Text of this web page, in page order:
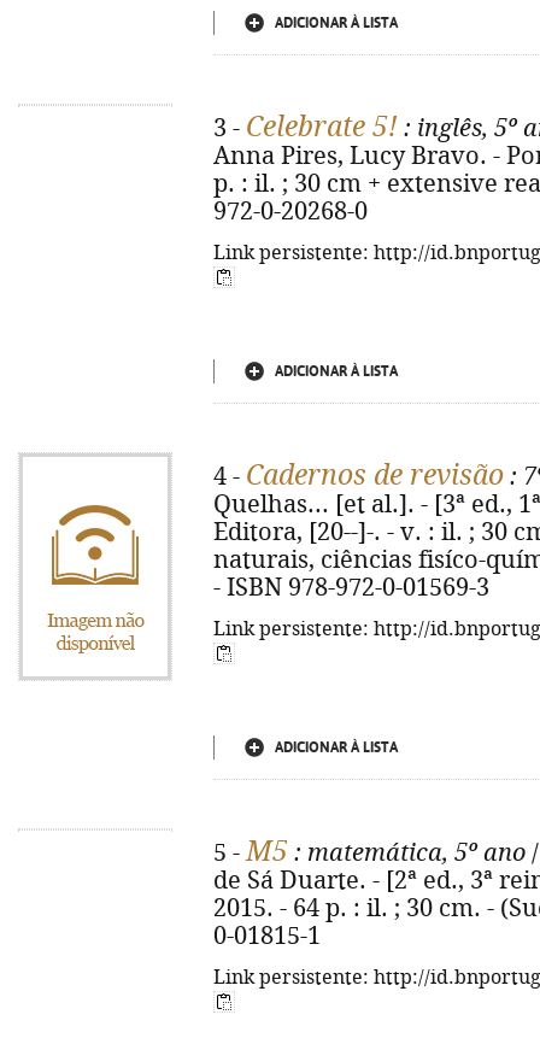
ADICIONAR À LISTA
3 - Celebrate 5! : inglês, 5º
Anna Pires, Lucy Bravo. -
p. : il. ; 30 cm + extensive
972-0-20268-0
Link persistente: http://
ADICIONAR À LISTA
4 - Cadernos de revisão :
Quelhas... [et al.]. - [3ª ed.,
Editora, [20--]-. - v. : il. ; 30
naturais, ciências fisíco-
- ISBN 978-972-0-01569-3
Link persistente: http://
ADICIONAR À LISTA
5 -M5 : matemática, 5º ano
de Sá Duarte. - [2ª ed., 3ª
2015. - 64 p. : il. ; 30 cm. -
0-01815-1
Link persistente: http://